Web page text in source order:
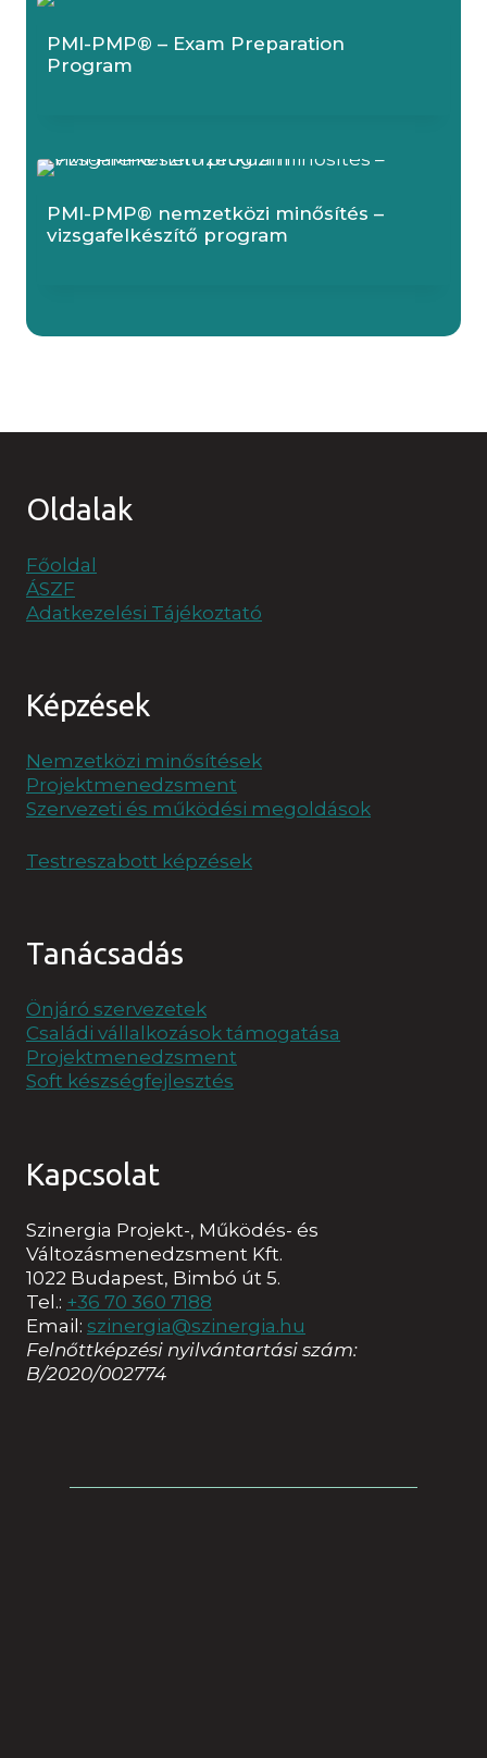
PMI-PMP® – Exam Preparation
Program
PMI-PMP® nemzetközi minősítés –
vizsgafelkészítő program
Oldalak
Főoldal
ÁSZF
Adatkezelési Tájékoztató
Képzések
Nemzetközi minősítések
Projektmenedzsment
Szervezeti és működési megoldások
Testreszabott képzések
Tanácsadás
Önjáró szervezetek
Családi vállalkozások támogatása
Projektmenedzsment
Soft készségfejlesztés
Kapcsolat
Szinergia Projekt-, Működés- és
Változásmenedzsment Kft.
1022 Budapest, Bimbó út 5.
Tel.: +36 70 360 7188
Email: szinergia@szinergia.hu
Felnőttképzési nyilvántartási szám:
B/2020/002774